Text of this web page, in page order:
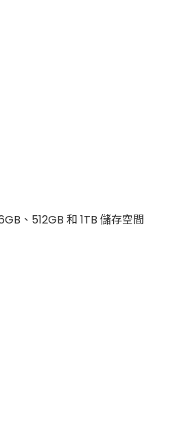
、512GB 和 1TB 儲存空間